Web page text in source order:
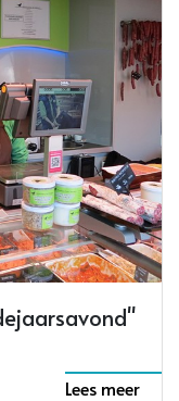
Lees meer
Lees meer